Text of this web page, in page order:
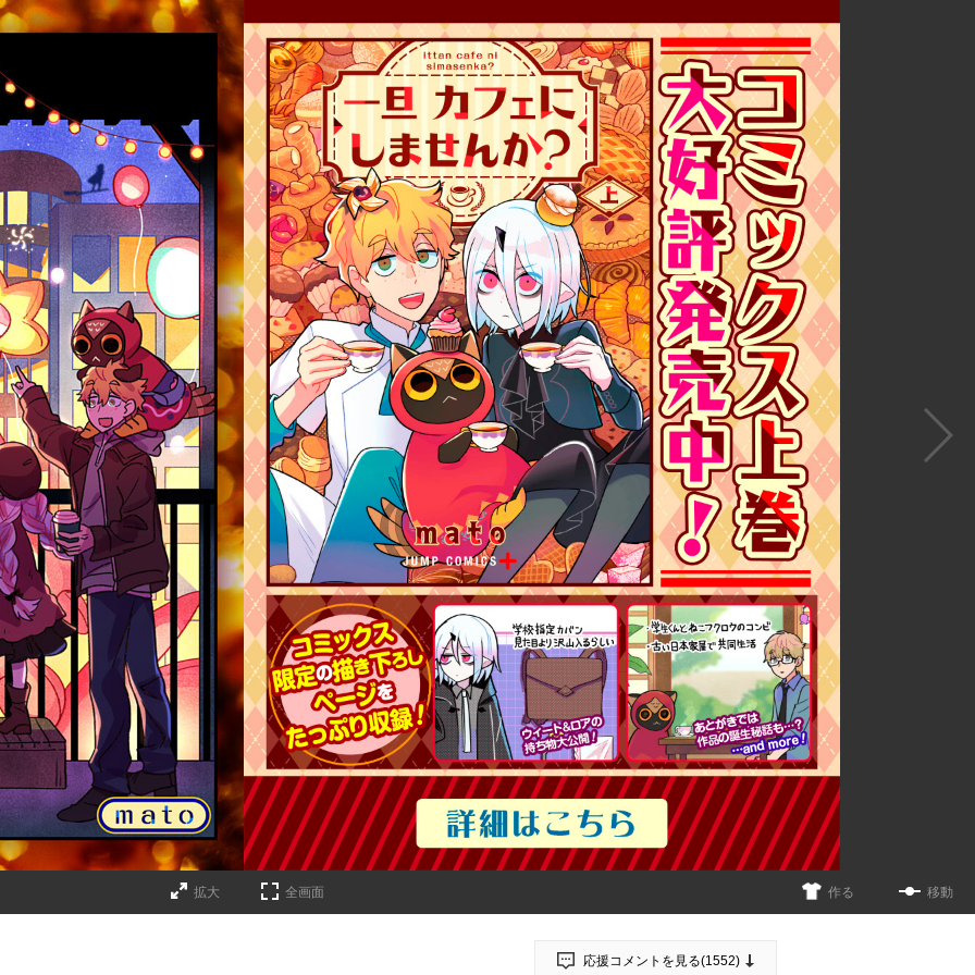
詳細ページへのリンク
拡大 全画面 作る 移動
応援コメントを見る(1552)